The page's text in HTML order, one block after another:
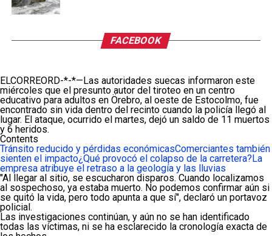
FACEBOOK
ELCORREORD-*-*—Las autoridades suecas informaron este
miércoles que el presunto autor del tiroteo en un centro
educativo para adultos en Örebro, al oeste de Estocolmo, fue
encontrado sin vida dentro del recinto cuando la policía llegó al
lugar. El ataque, ocurrido el martes, dejó un saldo de 11 muertos
y 6 heridos.
Contents
Tránsito reducido y pérdidas económicasComerciantes también
sienten el impacto¿Qué provocó el colapso de la carretera?La
empresa atribuye el retraso a la geología y las lluvias
"Al llegar al sitio, se escucharon disparos. Cuando localizamos
al sospechoso, ya estaba muerto. No podemos confirmar aún si
se quitó la vida, pero todo apunta a que sí", declaró un portavoz
policial.
Las investigaciones continúan, y aún no se han identificado
todas las víctimas, ni se ha esclarecido la cronología exacta de